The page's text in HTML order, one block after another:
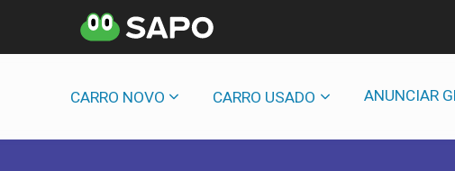
CARRO NOVO CARRO USADO ANUNCIAR